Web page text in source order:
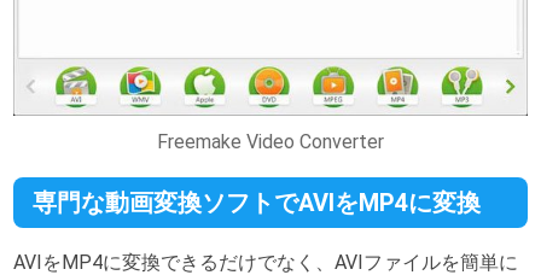
Freemake Video Converter
専門な動画変換ソフトでAVIをMP4に変換
AVIをMP4に変換できるだけでなく、AVIファイルを簡単に